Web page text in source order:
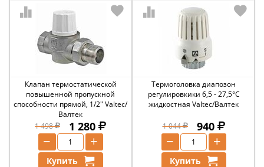
Клапан термостатической
повышенной пропускной
способности прямой, 1/2" Valtec/
Валтек
1 498
1 280
+
−
Купить
Термоголовка диапозон
регулировкики 6,5 - 27,5°C
жидкостная Valtec/Валтек
1 044 940
+
−
Купить